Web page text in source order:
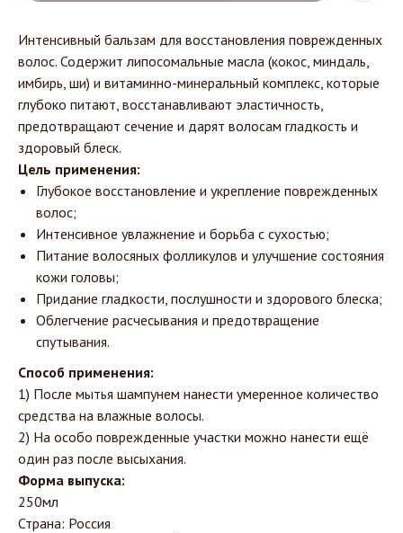
Интенсивный бальзам для восстановления поврежденных
волос. Содержит липосомальные масла (кокос, миндаль,
имбирь, ши) и витаминно-минеральный комплекс, которые
глубоко питают, восстанавливают эластичность,
предотвращают сечение и дарят волосам гладкость и
здоровый блеск.
Цель применения:
Глубокое восстановление и укрепление поврежденных
волос;
Интенсивное увлажнение и борьба с сухостью;
Питание волосяных фолликулов и улучшение состояния
кожи головы;
Придание гладкости, послушности и здорового блеска;
Облегчение расчесывания и предотвращение
спутывания.
Способ применения:
1) После мытья шампунем нанести умеренное количество
средства на влажные волосы.
2) На особо поврежденные участки можно нанести ещё
один раз после высыхания.
Форма выпуска:
250мл
Страна: Россия